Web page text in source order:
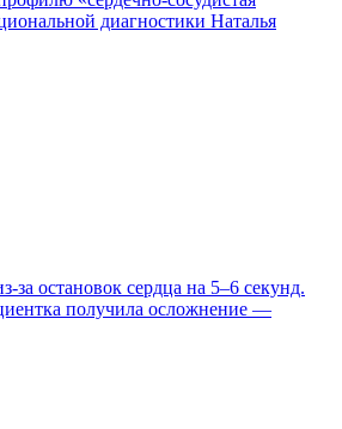
диагностики Наталья
остановок сердца на 5–6 секунд.
получила осложнение —